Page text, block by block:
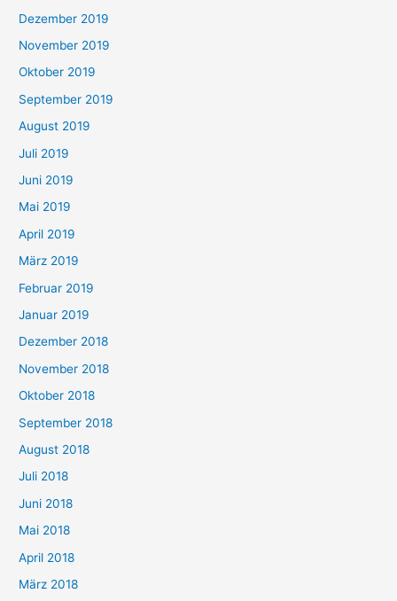
Dezember 2019
November 2019
Oktober 2019
September 2019
August 2019
Juli 2019
Juni 2019
Mai 2019
April 2019
März 2019
Februar 2019
Januar 2019
Dezember 2018
November 2018
Oktober 2018
September 2018
August 2018
Juli 2018
Juni 2018
Mai 2018
April 2018
März 2018